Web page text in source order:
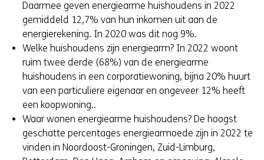
r
w
j
s
t
a
r
e
e
n
s
t
e
r
)
v
e
r
Daarmee geven energiearme huishoudens in 2022
gemiddeld 12,7% van hun inkomen uit aan de
energierekening. In 2020 was dit nog 9%.
Welke huishoudens zijn energiearm? In 2022 woont
ruim twee derde (68%) van de energiearme
huishoudens in een corporatiewoning, bijna 20% huurt
van een particuliere eigenaar en ongeveer 12% heeft
een koopwoning..
Waar wonen energiearme huishoudens? De hoogst
geschatte percentages energiearmoede zijn in 2022 te
vinden in Noordoost-Groningen, Zuid-Limburg,